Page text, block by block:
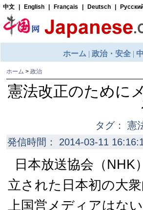
ホーム > 政治
憲法改正のために
タグ：
発信時間： 2014-03-11
日本放送協会（
立された日本初の大
上国営メディアはな